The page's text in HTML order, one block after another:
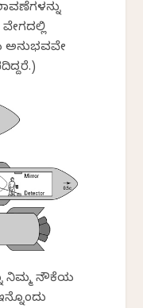
ಅನುಭವವೇ
ನಿಮ್ಮ ನೌಕೆಯ